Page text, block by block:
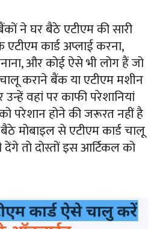
ने घर बैठे एटीएम की सारी
कार्ड अप्लाई करना,
और कोई ऐसे भी लोग हैं जो
कराने बैंक या एटीएम मशीन
वहां पर काफी परेशानियां
परेशान होने की जरूरत नहीं है
मोबाइल से एटीएम कार्ड चालू
तो दोस्तों इस आर्टिकल को